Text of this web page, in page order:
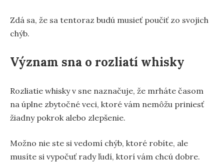
Zdá sa, že sa tentoraz budú musieť poučiť zo svojich
chýb.
Význam sna o rozliatí whisky
Rozliatie whisky v sne naznačuje, že mrháte časom
na úplne zbytočné veci, ktoré vám nemôžu priniesť
žiadny pokrok alebo zlepšenie.
Možno nie ste si vedomí chýb, ktoré robíte, ale
musíte si vypočuť rady ľudí, ktorí vám chcú dobre.